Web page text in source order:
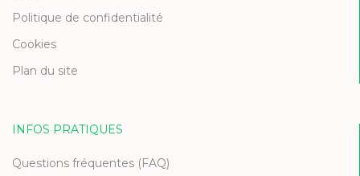
Politique de confidentialité
Cookies
Plan du site
INFOS PRATIQUES
Questions fréquentes (FAQ)